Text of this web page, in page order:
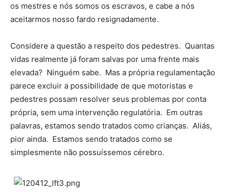
os mestres e nós somos os escravos, e cabe a nós
aceitarmos nosso fardo resignadamente.
Considere a questão a respeito dos pedestres. Quantas
vidas realmente já foram salvas por uma frente mais
elevada? Ninguém sabe. Mas a própria regulamentação
parece excluir a possibilidade de que motoristas e
pedestres possam resolver seus problemas por conta
própria, sem uma intervenção regulatória. Em outras
palavras, estamos sendo tratados como crianças. Aliás,
pior ainda. Estamos sendo tratados como se
simplesmente não possuíssemos cérebro.